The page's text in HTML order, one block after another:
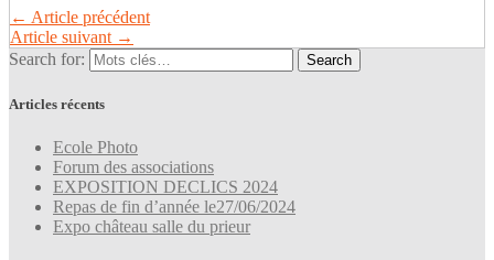
← Article précédent
Article suivant →
Search for:
Articles récents
Ecole Photo
Forum des associations
EXPOSITION DECLICS 2024
Repas de fin d’année le27/06/2024
Expo château salle du prieur